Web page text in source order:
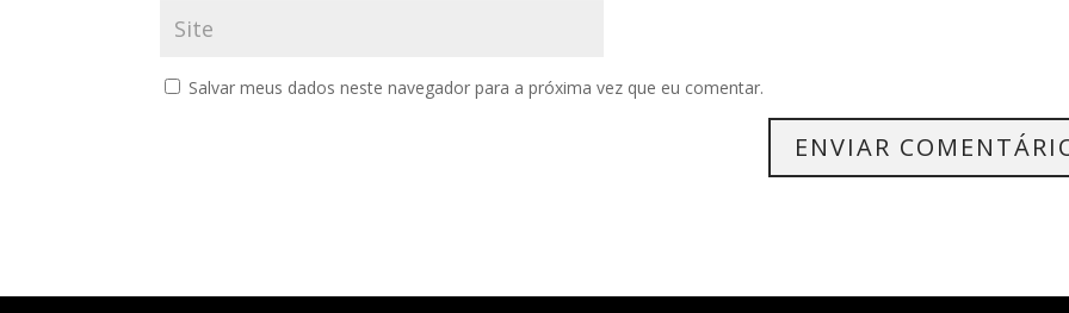
Salvar meus dados neste navegador para a próxima vez que eu comentar.